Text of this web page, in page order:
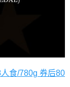
食/780g 券后80